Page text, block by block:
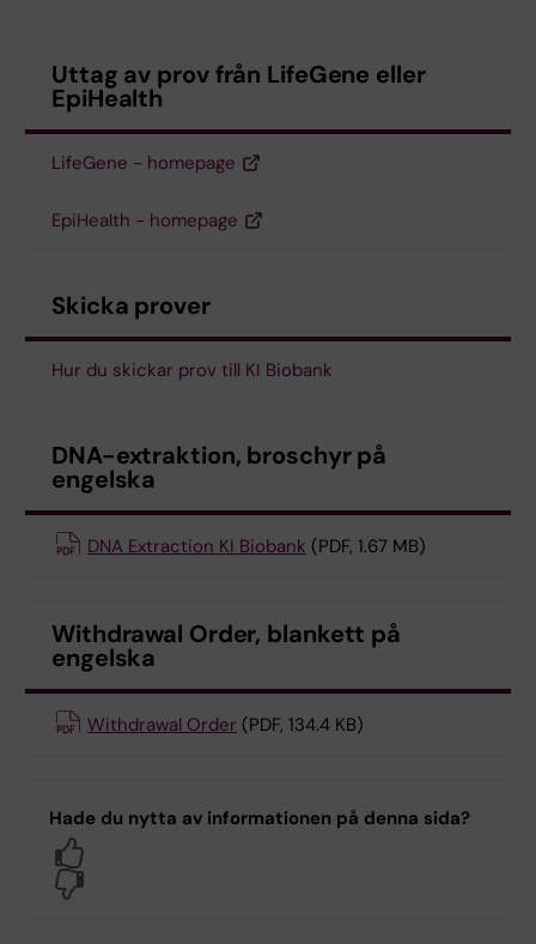
Uttag av prov från LifeGene eller
EpiHealth
LifeGene - homepage
EpiHealth - homepage
Skicka prover
Hur du skickar prov till KI Biobank
DNA-extraktion, broschyr på
engelska
DNA Extraction KI Biobank (PDF, 1.67 MB)
Withdrawal Order, blankett på
engelska
Withdrawal Order (PDF, 134.4 KB)
Hade du nytta av informationen på denna sida?